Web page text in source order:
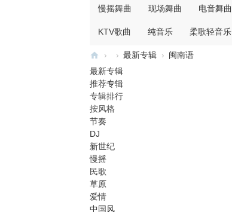
慢摇舞曲 现场舞曲 电音舞曲
KTV歌曲 纯音乐 柔歌轻音乐
舞
乐
网
w
w
w.
07
72
› › 最新专辑 › 闽南语
最新专辑
推荐专辑
专辑排行
按风格
节奏
DJ
新世纪
慢摇
民歌
草原
爱情
中国风